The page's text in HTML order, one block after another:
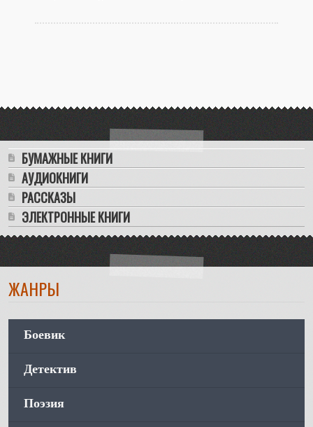
БУМАЖНЫЕ КНИГИ
АУДИОКНИГИ
РАССКАЗЫ
ЭЛЕКТРОННЫЕ КНИГИ
ЖАНРЫ
Боевик
Детектив
Поэзия